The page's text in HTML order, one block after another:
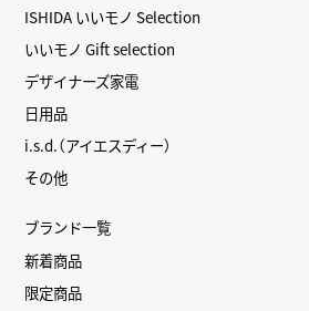
ISHIDA いいモノ Selection
いいモノ Gift selection
デザイナーズ家電
日用品
i.s.d.（アイエスディー）
その他
ブランド一覧
新着商品
限定商品